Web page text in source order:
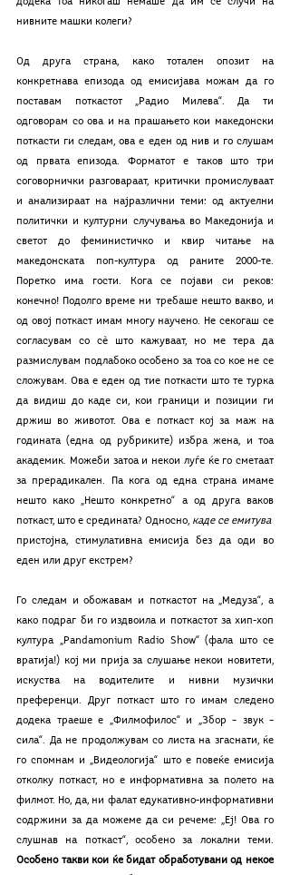
нивните машки колеги?
Од друга страна, како тотален опозит на
конкретнава епизода од емисијава можам да го
поставам поткастот „Радио Милева“. Да ти
одговорам со ова и на прашањето кои македонски
поткасти ги следам, ова е еден од нив и го слушам
од првата епизода. Форматот е таков што три
соговорнички разговараат, критички промислуваат
и анализираат на најразлични теми: од актуелни
политички и културни случувања во Македонија и
светот до феминистичко и квир читање на
македонската поп-култура од раните 2000-те.
Поретко има гости. Кога се појави си реков:
конечно! Подолго време ни требаше нешто вакво, и
од овој поткаст имам многу научено. Не секогаш се
согласувам со сѐ што кажуваат, но ме тера да
размислувам подлабоко особено за тоа со кое не се
сложувам. Ова е еден од тие поткасти што те турка
да видиш до каде си, кои граници и позиции ги
држиш во животот. Ова е поткаст кој за маж на
годината (една од рубриките) избра жена, и тоа
академик. Можеби затоа и некои луѓе ќе го сметаат
за прерадикален. Па кога од една страна имаме
нешто како „Нешто конкретно“ а од друга ваков
поткаст, што е средината? Односно,
пристојна, стимулативна емисија без да оди во
еден или друг екстрем?
Го следам и обожавам и поткастот на „Медуза“, а
како подраг би го издвоила и поткастот за хип-хоп
култура „Pandamonium Radio Show“ (фала што се
вратија!) кој ми прија за слушање некои новитети,
искуства на водителите и нивни музички
преференци. Друг поткаст што го имам следено
додека траеше е „Филмофилос“ и „Збор – звук –
сила“. Да не продолжувам со листа на згаснати, ќе
го спомнам и „Видеологија“ што е повеќе емисија
отколку поткаст, но е информативна за полето на
филмот. Но, да, ни фалат едукативно-информативни
содржини за да можеме да си речеме: „Еј! Ова го
Особено такви кои ќе бидат обработувани од некое